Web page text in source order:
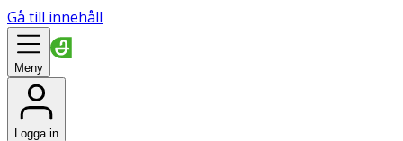
Gå till innehåll
Meny
Logga in